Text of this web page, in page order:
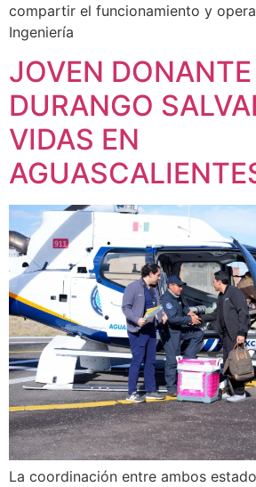
compartir el funcionamiento y
Ingeniería
JOVEN DONANTE
DURANGO
VIDAS EN
La coordinación entre ambos